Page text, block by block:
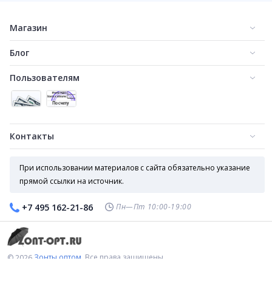
Зонт трость классический с деревянной ручкой art. Т309
Магазин
Блог
Пользователям
Контакты
При использовании материалов с сайта обязательно указание
прямой ссылки на источник.
+7 495 162-21-86 Пн—Пт 10:00-19:00
© 2026 Зонты оптом. Все права защищены.